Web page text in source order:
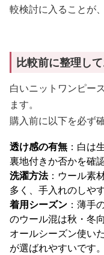
較検討に入ることが
比較前に整理し
白いニットワンピー
ます。
購入前に以下を必ず
透け感の有無 ：白は
裏地付きか否かを確
洗濯方法：ウール素
多く、手入れのしや
着用シーズン ：薄手
のウール混は秋・冬
オールシーズン使い
が選ばれやすいです。